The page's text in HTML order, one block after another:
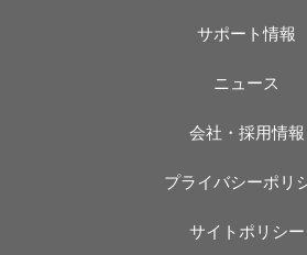
サポート情報
ニュース
会社・採用情報
プライバシーポリ
サイトポリシー